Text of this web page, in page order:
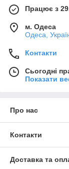
Працює з
м. Одеса
Одеса,
Контакти
Сьогодні
Показати
Про нас
Контакти
Доставка та